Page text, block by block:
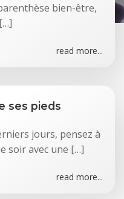
bien-être,
read more...
ses pieds
jours, pensez à
soir avec une […]
read more...